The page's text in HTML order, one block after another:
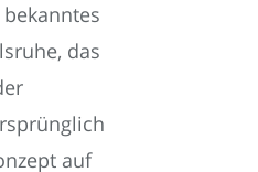
bekanntes
das
auf